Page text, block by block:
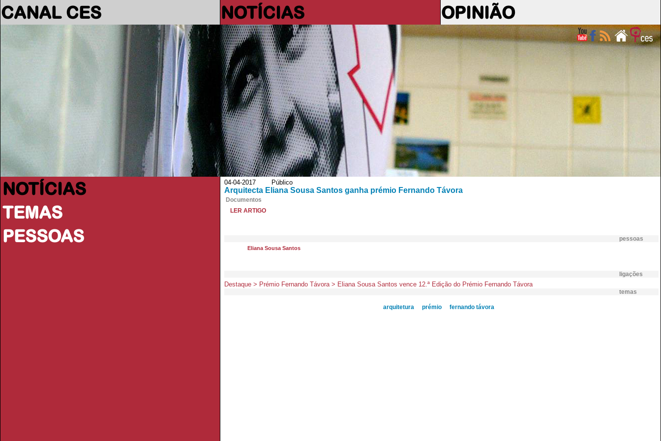
CANAL CES NOTÍCIAS OPINIÃO
NOTÍCIAS
TEMAS
PESSOAS
04-04-2017 Público
Arquitecta Eliana Sousa Santos ganha prémio Fernando Távora
Documentos
LER ARTIGO
pessoas
Eliana Sousa Santos
ligações
Destaque > Prémio Fernando Távora > Eliana Sousa Santos vence 12.ª Edição do Prémio Fernando Távora
temas
arquitetura prémio fernando távora